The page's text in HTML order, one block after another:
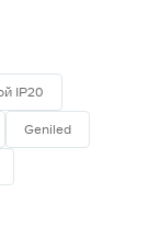
IP20
Geniled